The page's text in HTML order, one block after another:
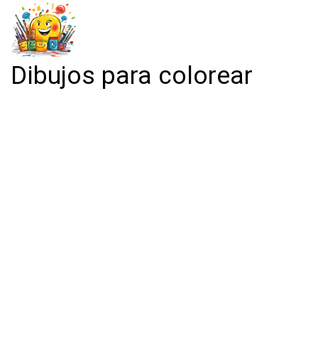
Dibujos para colorear